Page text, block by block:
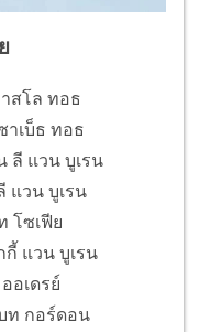
สโล ทอธ
าเบ็ธ ทอธ
ลี แวน บูเรน
แวน บูเรน
โซเฟีย
แวน บูเรน
อเดรย์
ท กอร์ดอน